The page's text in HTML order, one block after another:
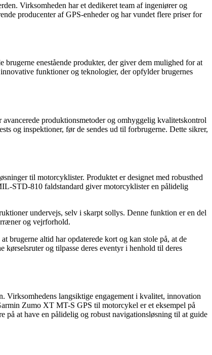
Virksomheden har et dedikeret team af ingeniører og
producenter af GPS-enheder og har vundet flere priser for
enestående produkter, der giver dem mulighed for at
funktioner og teknologier, der opfylder brugernes
produktionsmetoder og omhyggelig kvalitetskontrol
og inspektioner, før de sendes ud til forbrugerne. Dette sikrer,
til motorcyklister. Produktet er designet med robusthed
STD-810 faldstandard giver motorcyklister en pålidelig
undervejs, selv i skarpt sollys. Denne funktion er en del
og vejrforhold.
brugerne altid har opdaterede kort og kan stole på, at de
og tilpasse deres eventyr i henhold til deres
Virksomhedens langsiktige engagement i kvalitet, innovation
Zumo XT MT-S GPS til motorcykel er et eksempel på
på at have en pålidelig og robust navigationsløsning til at guide